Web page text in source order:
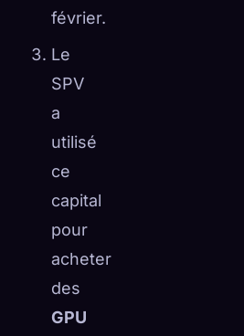
février.
Le
SPV
a
utilisé
ce
capital
pour
acheter
des
GPU